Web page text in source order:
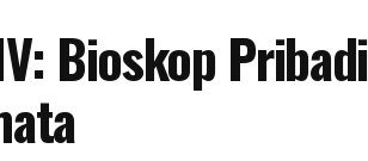
Bioskop Pribadi